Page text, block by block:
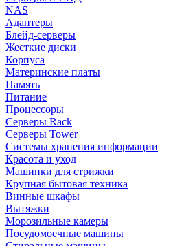
NAS
Адаптеры
Блейд-серверы
Жесткие диски
Корпуса
Материнские платы
Память
Питание
Процессоры
Серверы Rack
Серверы Tower
Системы хранения информации
Красота и уход
Машинки для стрижки
Крупная бытовая техника
Винные шкафы
Вытяжки
Морозильные камеры
Посудомоечные машины